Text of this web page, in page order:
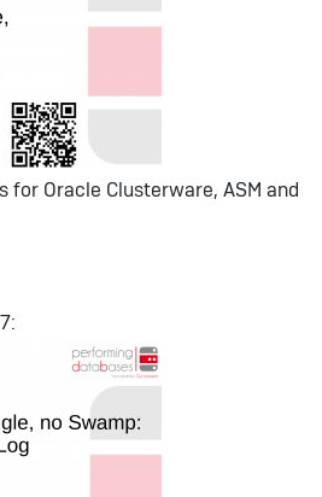
for Oracle Clusterware, ASM and